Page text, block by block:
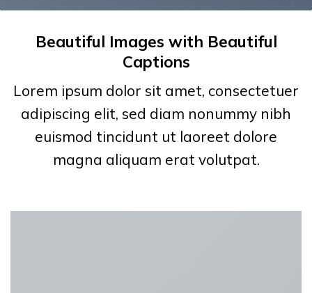
Beautiful Images with Beautiful
Captions
Lorem ipsum dolor sit amet, consectetuer
adipiscing elit, sed diam nonummy nibh
euismod tincidunt ut laoreet dolore
magna aliquam erat volutpat.